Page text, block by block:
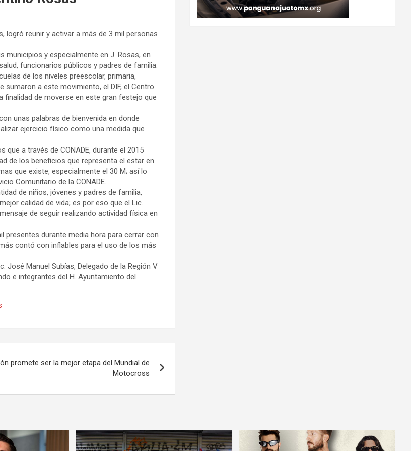
logró reunir y activar a más de 3 mil personas
municipios y especialmente en J. Rosas, en
funcionarios públicos y padres de familia.
de los niveles preescolar, primaria,
sumaron a este movimiento, el DIF, el Centro
finalidad de moverse en este gran festejo que
unas palabras de bienvenida en donde
ejercicio físico como una medida que
a través de CONADE, durante el 2015
de los beneficios que representa el estar en
que existe, especialmente el 30 M; así lo
Comunitario de la CONADE.
de niños, jóvenes y padres de familia,
calidad de vida; es por eso que el Lic.
de seguir realizando actividad física en
durante media hora para cerrar con
contó con inflables para el uso de los más
Manuel Subías, Delegado de la Región V
e integrantes del H. Ayuntamiento del
promete ser la mejor etapa del Mundial de
Motocross